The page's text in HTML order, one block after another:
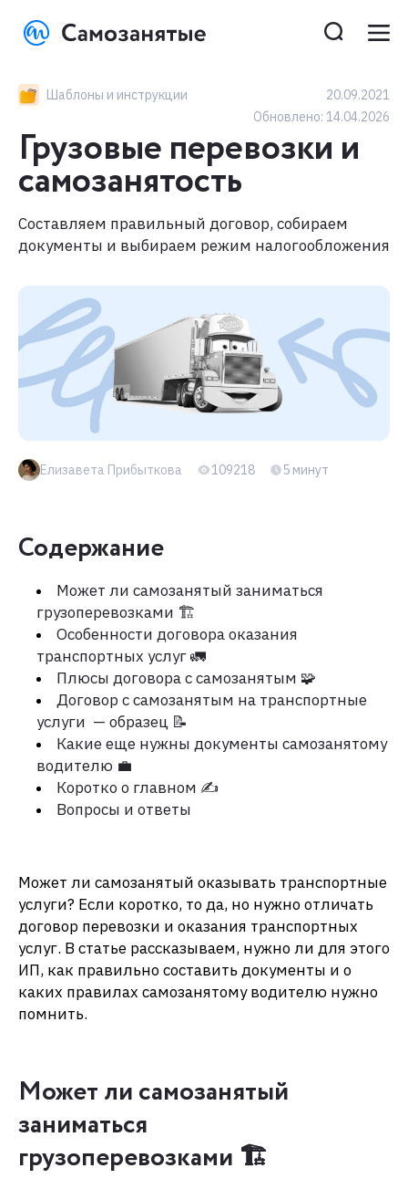
Шаблоны и инструкции
20.09.2021
Обновлено: 14.04.2026
Грузовые перевозки и
самозанятость
Составляем правильный договор, собираем
документы и выбираем режим налогообложения
Елизавета Прибыткова 109218 5 минут
Содержание
Может ли самозанятый заниматься
грузоперевозками 🏗️
Особенности договора оказания
транспортных услуг 🚛
Плюсы договора с самозанятым 🧩
Договор с самозанятым на транспортные
услуги — образец 📝
Какие еще нужны документы самозанятому
водителю 💼
Коротко о главном ✍️
Вопросы и ответы
Может ли самозанятый оказывать транспортные
услуги? Если коротко, то да, но нужно отличать
договор перевозки и оказания транспортных
услуг. В статье рассказываем, нужно ли для этого
ИП, как правильно составить документы и о
каких правилах самозанятому водителю нужно
помнить.
Может ли самозанятый
заниматься
грузоперевозками 🏗️